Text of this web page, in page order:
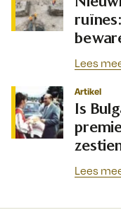
Lees
Artikel
Is
Lees